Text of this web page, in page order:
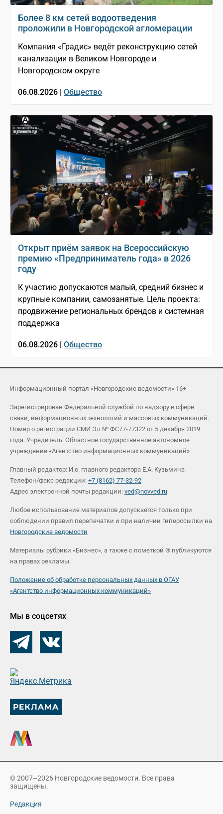
Более 8 км сетей водоотведения
проложили в Новгородской агломерации
Компания «Градис» ведёт реконструкцию сетей
канализации в Великом Новгороде и
Новгородском округе
06.08.2026 | Общество
Открыт приём заявок на Всероссийскую
премию «Предприниматель года» в 2026
году
К участию допускаются малый, средний бизнес и
крупные компании, самозанятые. Цель проекта:
продвижение региональных брендов и системная
поддержка
06.08.2026 | Общество
Информационный портал «Новгородские ведомости» 16+
Зарегистрирован Федеральной службой по надзору в сфере
связи, информационных технологий и массовых коммуникаций.
Номер о регистрации СМИ Эл № ФС77-77322 от 5 декабря 2019
года. Учредитель: Областное государственное автономное
учреждение «Агентство информационных коммуникаций»
Главный редактор: И.о. главного редактора Е.А. Кузьмина
Телефон/факс редакции: +7 (8162) 77-32-92
Адрес электронной почты редакции: ved@novved.ru
Любое использование материалов допускается только при
соблюдении правил перепечатки и при наличии гиперссылки на
Новгородские ведомости
Материалы рубрики «Бизнес», а также с пометкой ® публикуются
на правах рекламы.
Положение об обработке персональных данных в ОГАУ
«Агентство информационных коммуникаций»
Мы в соцсетях
© 2007–2026 Новгородские ведомости. Все права
защищены.
Редакция